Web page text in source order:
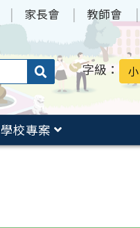
家長會 教師會
搜
送出 字級： 小
學校專案